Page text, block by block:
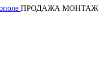
ПРОДАЖА МОНТАЖ